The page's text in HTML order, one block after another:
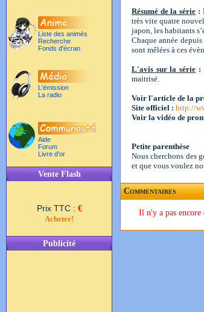
Liste des animés
Recherche
Fonds d'écran
L'émission
La radio
Aide
Forum
Livre d'or
Vente Flash
Prix TTC : €
Acheter!
Publicité
Résumé de la série :
très vite quatre
japon, les habitants
Chaque année
sont mêlées à ces
L'avis sur la série :
maitrisé.
Voir l'article de la
Site officiel : http://
Voir la vidéo de
Petite parenthèse
Nous cherchons des
et que vous voulez
Commentaires
Il n'y a pas encore